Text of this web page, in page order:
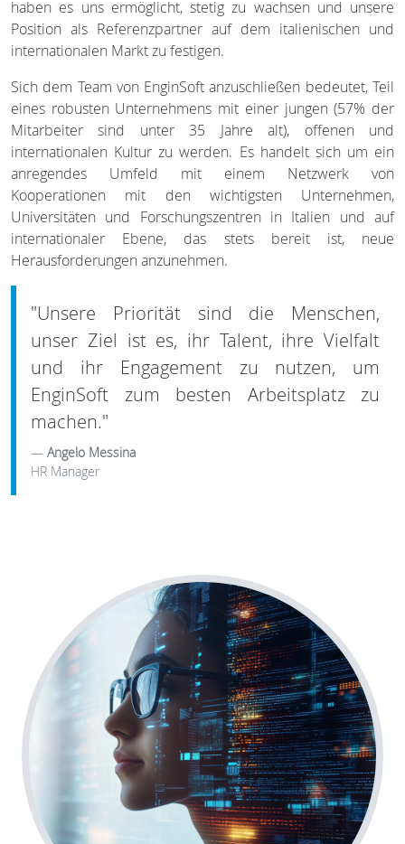
haben es uns ermöglicht, stetig zu wachsen und unsere
Position als Referenzpartner auf dem italienischen und
internationalen Markt zu festigen.
Sich dem Team von EnginSoft anzuschließen bedeutet, Teil
eines robusten Unternehmens mit einer jungen (57% der
Mitarbeiter sind unter 35 Jahre alt), offenen und
internationalen Kultur zu werden. Es handelt sich um ein
anregendes Umfeld mit einem Netzwerk von
Kooperationen mit den wichtigsten Unternehmen,
Universitäten und Forschungszentren in Italien und auf
internationaler Ebene, das stets bereit ist, neue
Herausforderungen anzunehmen.
"Unsere Priorität sind die Menschen,
unser Ziel ist es, ihr Talent, ihre Vielfalt
und ihr Engagement zu nutzen, um
EnginSoft zum besten Arbeitsplatz zu
machen."
Angelo Messina
HR Manager